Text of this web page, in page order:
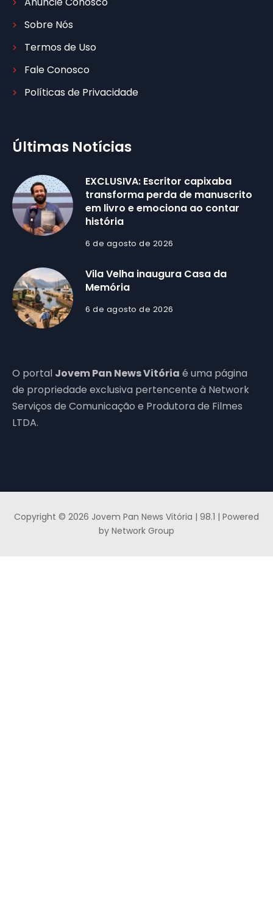
Sobre Nós
Termos de Uso
Fale Conosco
Políticas de Privacidade
Últimas Notícias
EXCLUSIVA: Escritor capixaba
transforma perda de manuscrito
em livro e emociona ao contar
história
6 de agosto de 2026
Vila Velha inaugura Casa da
Memória
6 de agosto de 2026
O portal Jovem Pan News Vitória é uma página
de propriedade exclusiva pertencente à Network
Serviços de Comunicação e Produtora de Filmes
LTDA.
Copyright © 2026 Jovem Pan News Vitória | 98.1 | Powered
by Network Group